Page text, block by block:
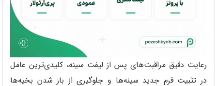
رعایت دقیق مراقبت‌های پس از لیفت سینه، کلیدی‌ترین عامل
در تثبیت فرم جدید سینه‌ها و جلوگیری از باز شدن بخیه‌ها